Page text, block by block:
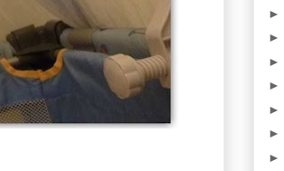
►
►
►
►
►
►
►